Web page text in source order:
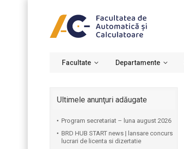
Facultate Departamente
Ultimele anunţuri adăugate
Program secretariat – luna august 2026
BRD HUB START news | lansare concurs
lucrari de licenta si dizertatie